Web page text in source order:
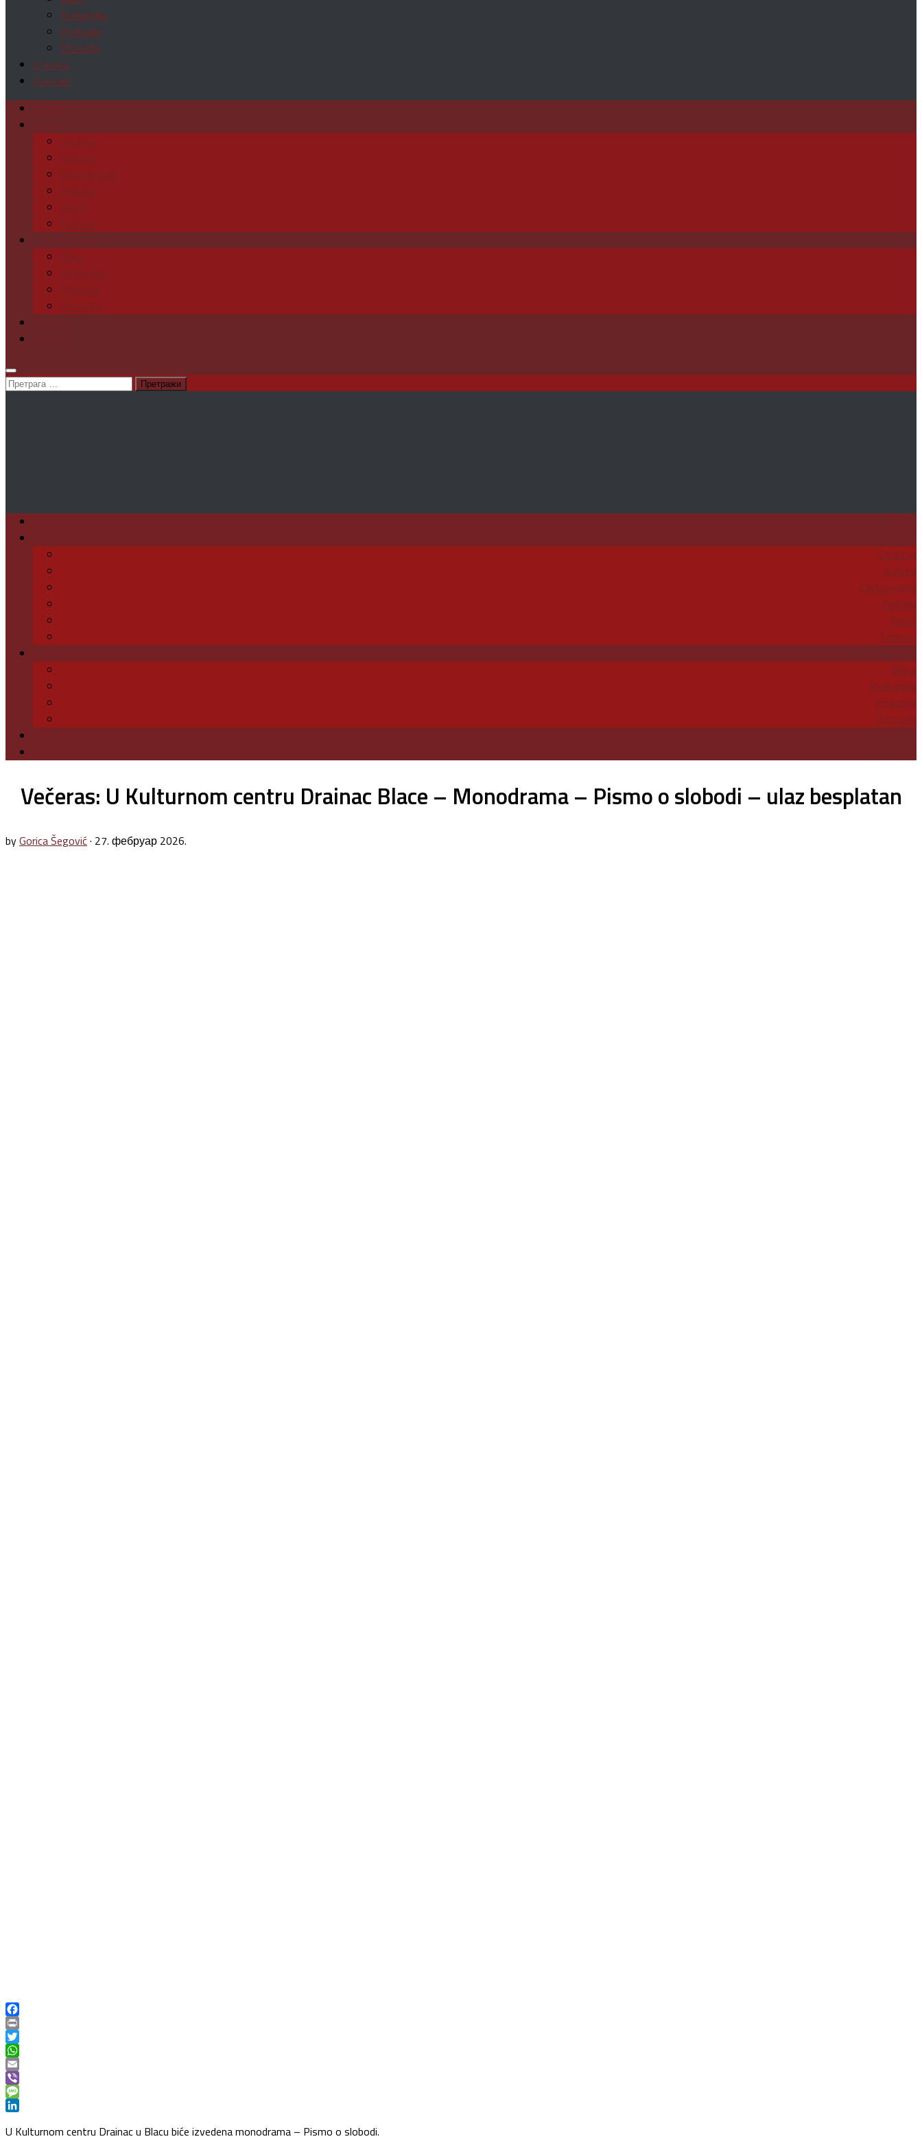
Kuršumlija
Prokuplje
Žitorađa
O nama
Kontakt
Društvo
Kultura
Obrazovanje
Politika
Sport
Turizam
Blace
Kuršumlija
Prokuplje
Žitorađa
Претрага
Društvo
Kultura
Obrazovanje
Politika
Sport
Turizam
Blace
Kuršumlija
Prokuplje
Žitorađa
Večeras: U Kulturnom centru Drainac Blace – Monodrama – Pismo o slobodi – ulaz besplatan
byGorica Šegović· 27. фебруар 2026.
Facebook
Print
Twitter
WhatsApp
Email
Viber
Message
U Kulturnom centru Drainac u Blacu biće izvedena monodrama – Pismo o slobodi.